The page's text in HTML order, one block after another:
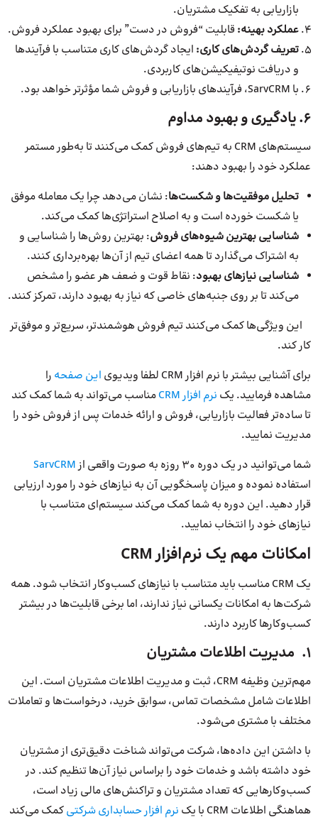
بازاریابی به تفکیک مشتریان.
عملکرد بهینه: قابلیت “فروش در دست” برای بهبود عملکرد فروش.
تعریف گردش‌های کاری: ایجاد گردش‌های کاری متناسب با فرآیندها
و دریافت نوتیفیکیشن‌های کاربردی.
با SarvCRM، فرآیندهای بازاریابی و فروش شما مؤثرتر خواهد بود.
6. یادگیری و بهبود مداوم
سیستم‌های CRM به تیم‌های فروش کمک می‌کنند تا به‌طور مستمر
عملکرد خود را بهبود دهند:
تحلیل موفقیت‌ها و شکست‌ها: نشان می‌دهد چرا یک معامله موفق
یا شکست خورده است و به اصلاح استراتژی‌ها کمک می‌کند.
شناسایی بهترین شیوه‌های فروش: بهترین روش‌ها را شناسایی و
به اشتراک می‌گذارد تا همه اعضای تیم از آن‌ها بهره‌برداری کنند.
شناسایی نیازهای بهبود: نقاط قوت و ضعف هر عضو را مشخص
می‌کند تا بر روی جنبه‌های خاصی که نیاز به بهبود دارند، تمرکز کنند.
این ویژگی‌ها کمک می‌کنند تیم فروش هوشمندتر، سریع‌تر و موفق‌تر
کار کند.
برای آشنایی بیشتر با نرم افزار CRM لطفا ویدیوی
این صفحه را
مشاهده فرمایید. یک نرم افزار CRM
مناسب می‌تواند به شما کمک کند
تا ساده‌تر فعالیت بازاریابی، فروش و ارائه خدمات پس از فروش خود را
مدیریت نمایید.
شما می‌توانید در یک دوره 30 روزه به صورت واقعی از
SarvCRM
استفاده نموده و میزان پاسخگویی آن به نیازهای خود را مورد ارزیابی
قرار دهید. این دوره به شما کمک می‌کند سیستم‌ای متناسب با
نیازهای خود را انتخاب نمایید.
امکانات مهم یک نرم‌افزار CRM
یک CRM مناسب باید متناسب با نیازهای کسب‌وکار انتخاب شود. همه
شرکت‌ها به امکانات یکسانی نیاز ندارند، اما برخی قابلیت‌ها در بیشتر
کسب‌وکارها کاربرد دارند.
1. مدیریت اطلاعات مشتریان
مهم‌ترین وظیفه CRM، ثبت و مدیریت اطلاعات مشتریان است. این
اطلاعات شامل مشخصات تماس، سوابق خرید، درخواست‌ها و تعاملات
مختلف با مشتری می‌شود.
با داشتن این داده‌ها، شرکت می‌تواند شناخت دقیق‌تری از مشتریان
خود داشته باشد و خدمات خود را براساس نیاز آن‌ها تنظیم کند. در
کسب‌وکارهایی که تعداد مشتریان و تراکنش‌های مالی زیاد است،
هماهنگی اطلاعات CRM با یک
نرم افزارحسابداریشرکتیکمک می‌کند